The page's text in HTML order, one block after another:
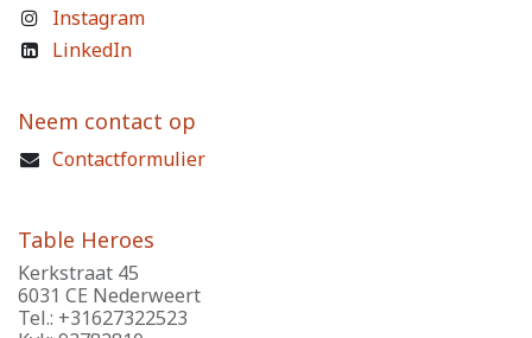
Instagram
LinkedIn
Neem contact op
Contactformulier
Table Heroes
Kerkstraat 45
6031 CE Nederweert
Tel.: +31627322523